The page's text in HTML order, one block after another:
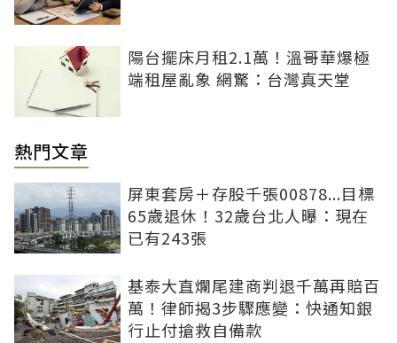
陽台擺床月租2.1萬！溫哥華爆極
端租屋亂象 網驚：台灣真天堂
熱門文章
屏東套房＋存股千張00878...目標
65歲退休！32歲台北人曝：現在
已有243張
基泰大直爛尾建商判退千萬再賠百
萬！律師揭3步驟應變：快通知銀
行止付搶救自備款